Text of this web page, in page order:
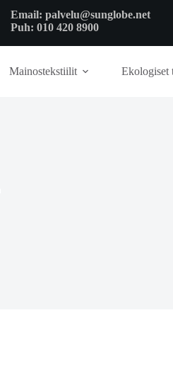
Email: palvelu@sunglobe.net
Puh: 010 420 8900
Mainostekstiilit Ekologiset